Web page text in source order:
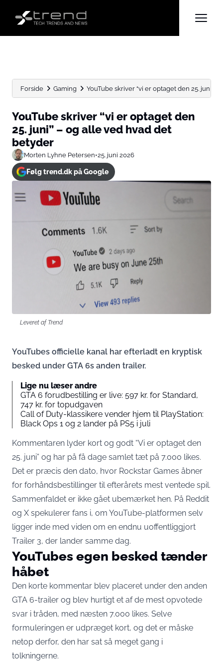
Forside Gaming YouTube skriver “vi er optaget den 25. juni” –
YouTube skriver “vi er optaget den
25. juni” – og alle ved hvad det
betyder
Morten Lyhne Petersen•25. juni 2026
Følg trend.dk på Google
Leveret af Trend
YouTubes officielle kanal har efterladt en kryptisk
besked under GTA 6s anden trailer.
Lige nu læser andre
GTA 6 forudbestilling er live: 597 kr. for Standard,
747 kr. for topudgaven
Call of Duty-klassikere vender hjem til PlayStation:
Black Ops 1 og 2 lander på PS5 i juli
Kommentaren lyder kort og godt “Vi er optaget den
25. juni” og har på få dage samlet tæt på 7.000 likes.
Det er præcis den dato, hvor Rockstar Games åbner
for forhåndsbestillinger til efterårets mest ventede spil.
Sammenfaldet er ikke gået ubemærket hen. På Reddit
og X spekulerer fans i, om YouTube-platformen selv
ligger inde med viden om en endnu uoffentliggjort
Trailer 3, der lander samme dag.
YouTubes egen besked tænder
håbet
Den korte kommentar blev placeret under den anden
GTA 6-trailer og blev hurtigt et af de mest opvotede
svar i tråden, med næsten 7.000 likes. Selve
formuleringen er udpræget kort, og det er måske
netop derfor, den har sat så meget gang i
tolkningerne.